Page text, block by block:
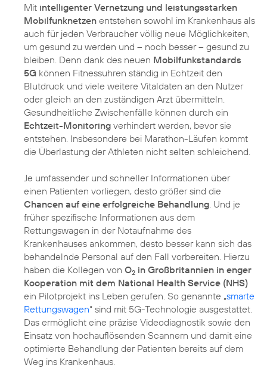
Mit intelligenter Vernetzung und leistungsstarken
Mobilfunknetzen entstehen sowohl im Krankenhaus als
auch für jeden Verbraucher völlig neue Möglichkeiten,
um gesund zu werden und – noch besser – gesund zu
bleiben. Denn dank des neuen Mobilfunkstandards
5G können Fitnessuhren ständig in Echtzeit den
Blutdruck und viele weitere Vitaldaten an den Nutzer
oder gleich an den zuständigen Arzt übermitteln.
Gesundheitliche Zwischenfälle können durch ein
Echtzeit-Monitoring verhindert werden, bevor sie
entstehen. Insbesondere bei Marathon-Läufen kommt
die Überlastung der Athleten nicht selten schleichend.
Je umfassender und schneller Informationen über
einen Patienten vorliegen, desto größer sind die
Chancen auf eine erfolgreiche Behandlung . Und je
früher spezifische Informationen aus dem
Rettungswagen in der Notaufnahme des
Krankenhauses ankommen, desto besser kann sich das
behandelnde Personal auf den Fall vorbereiten. Hierzu
haben die Kollegen von O2 in Großbritannien in enger
Kooperation mit dem National Health Service (NHS)
ein Pilotprojekt ins Leben gerufen. So genannte „smarte
Rettungswagen“ sind mit 5G-Technologie ausgestattet.
Das ermöglicht eine präzise Videodiagnostik sowie den
Einsatz von hochauflösenden Scannern und damit eine
optimierte Behandlung der Patienten bereits auf dem
Weg ins Krankenhaus.